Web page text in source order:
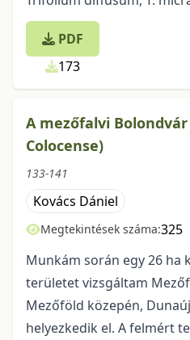
PDF
173
A mezőfalvi
Colocense)
133-141
Kovács Dániel
Megtekintések száma:325
Munkám során egy 26 ha
területet vizsgáltam
Mezőföld közepén,
helyezkedik el. A felmért